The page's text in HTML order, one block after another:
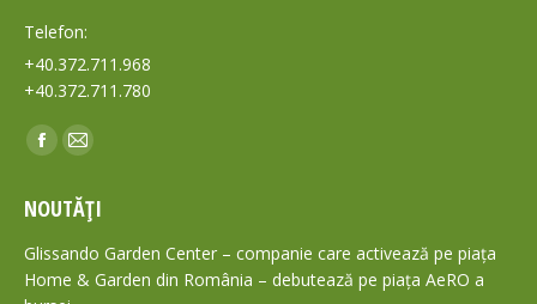
Telefon:
+40.372.711.968
+40.372.711.780
Find us on:
Facebook
opens
in
new
Mail
opens
in
new
NOUTĂȚI
Glissando Garden Center – companie care activează pe piața
Home & Garden din România – debutează pe piața AeRO a